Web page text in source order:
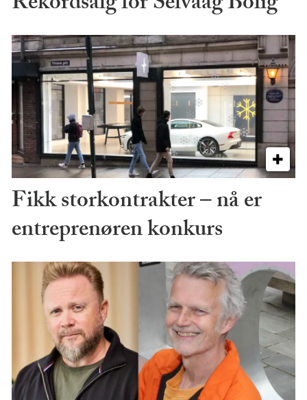
Fikk storkontrakter – nå er
entreprenøren konkurs